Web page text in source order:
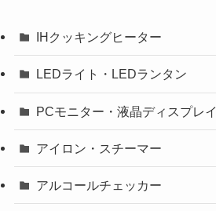
IHクッキングヒーター
LEDライト・LEDランタン
PCモニター・液晶ディスプレイ
アイロン・スチーマー
アルコールチェッカー